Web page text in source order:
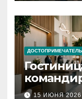
15 ИЮНЯ 2026